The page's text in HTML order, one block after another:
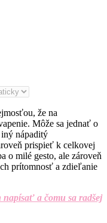
že na
Môže sa jednať o
nápaditý
prispieť k celkovej
o milé gesto, ale zároveň
prítomnosť a zdieľanie
a čomu sa radšej